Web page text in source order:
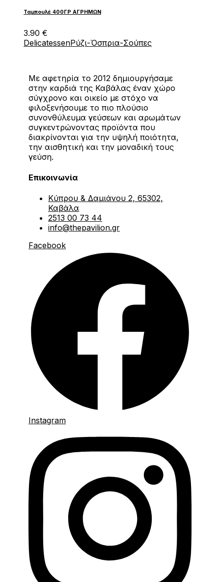
Ταμπουλέ 400ΓΡ ΑΓΡΗΜΩΝ
3.90 €
DelicatessenΡύζι-Όσπρια-Σούπες
Με αφετηρία το 2012 δημιουργήσαμε
στην καρδιά της Καβάλας έναν χώρο
σύγχρονο και οικείο με στόχο να
φιλοξενήσουμε το πιο πλούσιο
συνονθύλευμα γεύσεων και αρωμάτων
συγκεντρώνοντας προϊόντα που
διακρίνονται για την υψηλή ποιότητα,
την αισθητική και την μοναδική τους
γεύση.
Επικοινωνία
Κύπρου & Δαμιάνου 2, 65302,
Καβάλα
2513 00 73 44
info@thepavilion.gr
Facebook
Instagram